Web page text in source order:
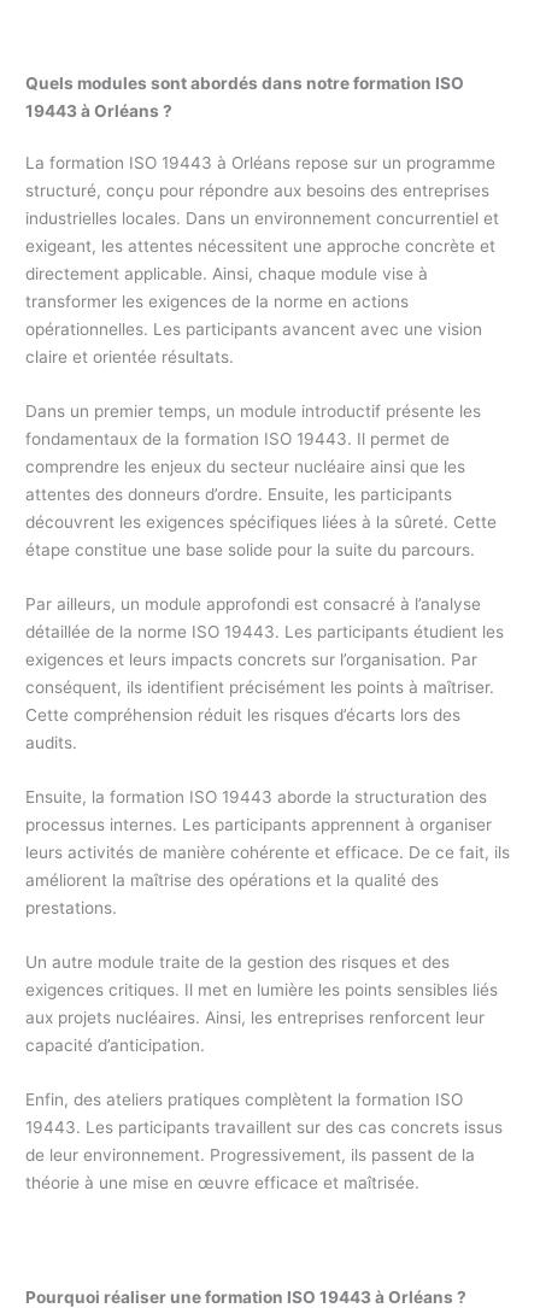
Quels modules sont abordés dans notre formation ISO
19443 à Orléans ?
La formation ISO 19443 à Orléans repose sur un programme
structuré, conçu pour répondre aux besoins des entreprises
industrielles locales. Dans un environnement concurrentiel et
exigeant, les attentes nécessitent une approche concrète et
directement applicable. Ainsi, chaque module vise à
transformer les exigences de la norme en actions
opérationnelles. Les participants avancent avec une vision
claire et orientée résultats.
Dans un premier temps, un module introductif présente les
fondamentaux de la formation ISO 19443. Il permet de
comprendre les enjeux du secteur nucléaire ainsi que les
attentes des donneurs d’ordre. Ensuite, les participants
découvrent les exigences spécifiques liées à la sûreté. Cette
étape constitue une base solide pour la suite du parcours.
Par ailleurs, un module approfondi est consacré à l’analyse
détaillée de la norme ISO 19443. Les participants étudient les
exigences et leurs impacts concrets sur l’organisation. Par
conséquent, ils identifient précisément les points à maîtriser.
Cette compréhension réduit les risques d’écarts lors des
audits.
Ensuite, la formation ISO 19443 aborde la structuration des
processus internes. Les participants apprennent à organiser
leurs activités de manière cohérente et efficace. De ce fait, ils
améliorent la maîtrise des opérations et la qualité des
prestations.
Un autre module traite de la gestion des risques et des
exigences critiques. Il met en lumière les points sensibles liés
aux projets nucléaires. Ainsi, les entreprises renforcent leur
capacité d’anticipation.
Enfin, des ateliers pratiques complètent la formation ISO
19443. Les participants travaillent sur des cas concrets issus
de leur environnement. Progressivement, ils passent de la
théorie à une mise en œuvre efficace et maîtrisée.
Pourquoi réaliser une formation ISO 19443 à Orléans ?